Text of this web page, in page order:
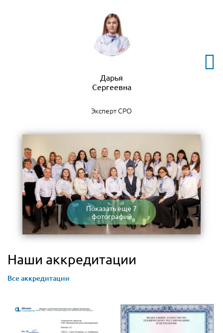
Дарья
Сергеевна
Эксперт СРО
Показать еще 7
фотографий
Наши аккредитации
Все аккредитации